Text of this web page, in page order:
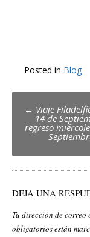
Posted in Blog
Post
← Viaje
14 de
regreso
DEJA UNA
Tu dirección de
obligatorios están